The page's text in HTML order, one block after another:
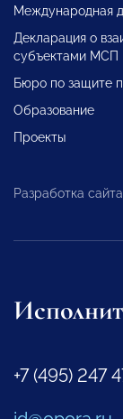
Международная
Декларация о
субъектами МСП
Бюро по защите
Образование
Проекты
Разработка
+7 (495) 247